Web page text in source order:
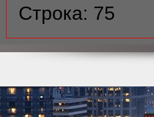
Строка: 75